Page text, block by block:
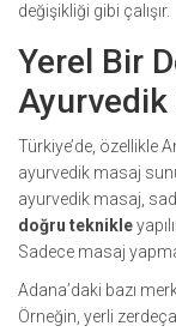
değişikliği gibi çalışır.
Yerel Bir
Ayurvedik
Türkiye’de, özellikle
ayurvedik masaj
ayurvedik masaj,
doğru teknikle
Sadece masaj
Adana’daki bazı
Örneğin, yerli